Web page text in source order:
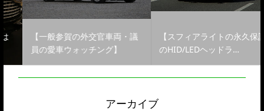
【一般参賀の外交官車両・議
員の愛車ウォッチング】
【スフィアライトの永久保証
のHID/LEDヘッドラ…
アーカイブ